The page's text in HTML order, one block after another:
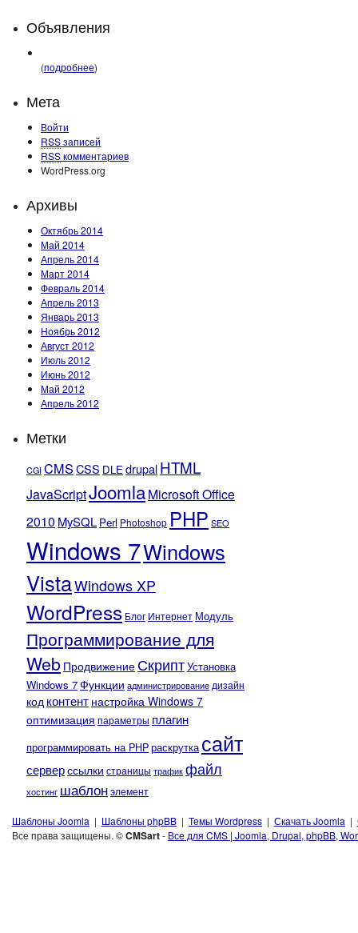
Объявления
(подробнее)
Мета
Войти
RSSзаписей
RSSкомментариев
WordPress.org
Архивы
Октябрь 2014
Май 2014
Апрель 2014
Март 2014
Февраль 2014
Апрель 2013
Январь 2013
Ноябрь 2012
Август 2012
Июль 2012
Июнь 2012
Май 2012
Апрель 2012
Метки
CGI CMSCSS DLE drupalHTML
JavaScriptJoomlaMicrosoft Office
2010 MySQL Perl Photoshop PHP SEO
Windows 7Windows
VistaWindows XP
WordPress Блог Интернет Модуль
Программирование для
Web Продвижение СкриптУстановка
Windows 7Функции администрирование дизайн
код контент настройка Windows 7
оптимизация параметры плагин
программировать на PHPраскрутка сайт
серверссылки страницы трафик файл
хостинг шаблонэлемент
Шаблоны Joomla | Шаблоны phpBB | Темы Wordpress | Скачать Joomla |
Все права защищены. ©CMSart- Все для CMS | Joomla, Drupal, phpBB,